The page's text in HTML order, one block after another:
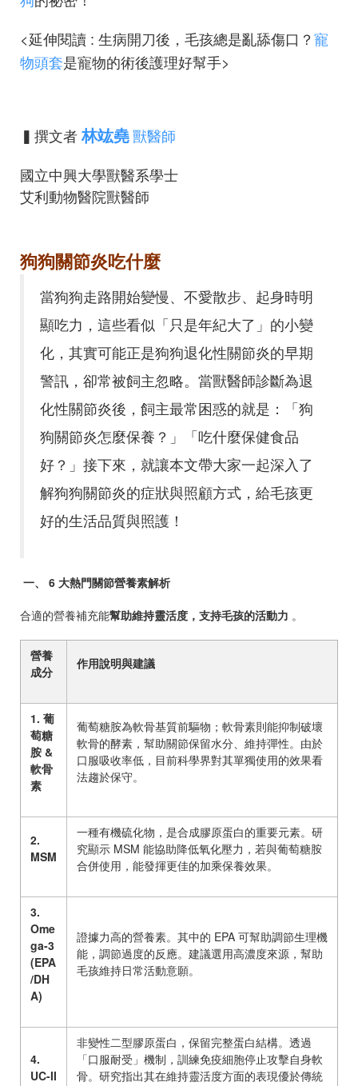
<延伸閱讀 : 生病開刀後，毛孩總是亂舔傷口？寵
物頭套是寵物的術後護理好幫手>
▍撰文者林竑堯獸醫師
國立中興大學獸醫系學士
艾利動物醫院獸醫師
狗狗關節炎吃什麼
當狗狗走路開始變慢、不愛散步、起身時明
顯吃力，這些看似「只是年紀大了」的小變
化，其實可能正是狗狗退化性關節炎的早期
警訊，卻常被飼主忽略。當獸醫師診斷為退
化性關節炎後，飼主最常困惑的就是：「狗
狗關節炎怎麼保養？」「吃什麼保健食品
好？」接下來，就讓本文帶大家一起深入了
解狗狗關節炎的症狀與照顧方式，給毛孩更
好的生活品質與照護！
一、 6 大熱門關節營養素解析
合適的營養補充能幫助維持靈活度，支持毛孩的活動力 。
營養
成分
作用說明與建議
1. 葡
萄糖
胺 &
軟骨
素
葡萄糖胺為軟骨基質前驅物；軟骨素則能抑制破壞
軟骨的酵素，幫助關節保留水分、維持彈性。由於
口服吸收率低，目前科學界對其單獨使用的效果看
法趨於保守。
2.
MSM
一種有機硫化物，是合成膠原蛋白的重要元素。研
究顯示 MSM 能協助降低氧化壓力，若與葡萄糖胺
合併使用，能發揮更佳的加乘保養效果。
3.
Ome
ga-3
(EPA
/DH
A)
證據力高的營養素。其中的 EPA 可幫助調節生理機
能，調節過度的反應。建議選用高濃度來源，幫助
毛孩維持日常活動意願。
4.
UC-II
非變性二型膠原蛋白，保留完整蛋白結構。透過
「口服耐受」機制，訓練免疫細胞停止攻擊自身軟
骨。研究指出其在維持靈活度方面的表現優於傳統